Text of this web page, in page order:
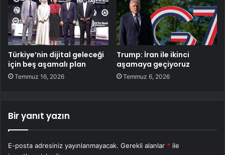
Türkiye’nin dijital geleceği
için beş aşamalı plan
Temmuz 16, 2026
Trump: İran ile ikinci
aşamaya geçiyoruz
Temmuz 6, 2026
Bir yanıt yazın
E-posta adresiniz yayınlanmayacak. Gerekli alanlar * ile